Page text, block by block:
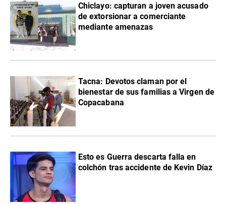
Chiclayo: capturan a joven acusado
de extorsionar a comerciante
mediante amenazas
Tacna: Devotos claman por el
bienestar de sus familias a Virgen de
Copacabana
Esto es Guerra descarta falla en
colchón tras accidente de Kevin Díaz